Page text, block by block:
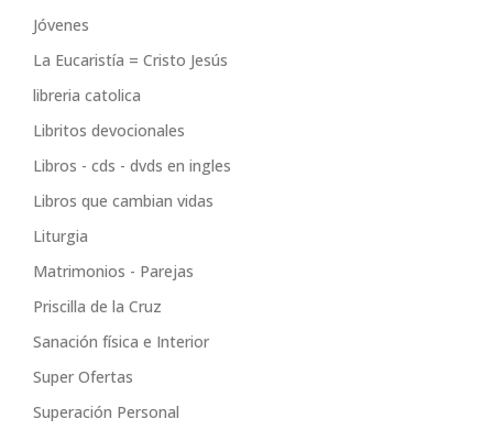
Jóvenes
La Eucaristía = Cristo Jesús
libreria catolica
Libritos devocionales
Libros - cds - dvds en ingles
Libros que cambian vidas
Liturgia
Matrimonios - Parejas
Priscilla de la Cruz
Sanación física e Interior
Super Ofertas
Superación Personal